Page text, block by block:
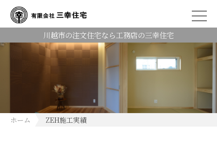
川越市の注文住宅なら工務店の三幸住宅
ホーム ZEH施工実績